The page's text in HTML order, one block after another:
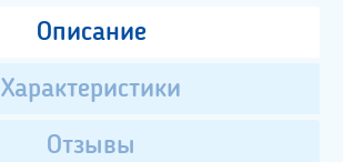
Описание
Характеристики
Отзывы